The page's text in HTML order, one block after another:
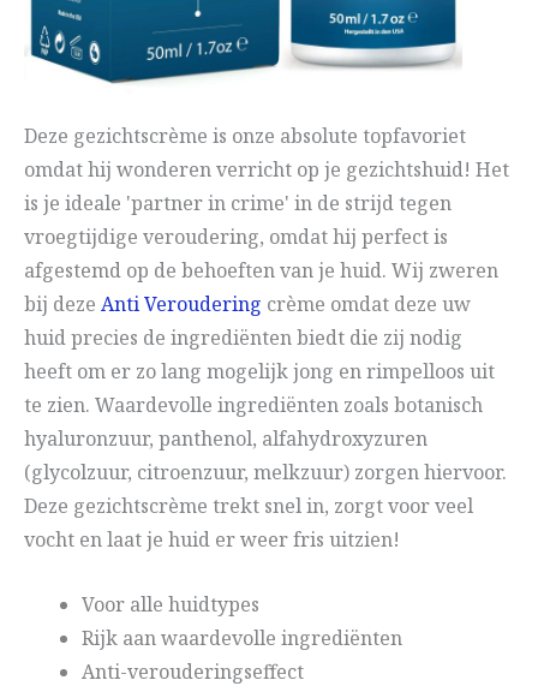
Deze gezichtscrème is onze absolute topfavoriet
omdat hij wonderen verricht op je gezichtshuid! Het
is je ideale 'partner in crime' in de strijd tegen
vroegtijdige veroudering, omdat hij perfect is
afgestemd op de behoeften van je huid. Wij zweren
bij deze Anti Veroudering crème omdat deze uw
huid precies de ingrediënten biedt die zij nodig
heeft om er zo lang mogelijk jong en rimpelloos uit
te zien. Waardevolle ingrediënten zoals botanisch
hyaluronzuur, panthenol, alfahydroxyzuren
(glycolzuur, citroenzuur, melkzuur) zorgen hiervoor.
Deze gezichtscrème trekt snel in, zorgt voor veel
vocht en laat je huid er weer fris uitzien!
Voor alle huidtypes
Rijk aan waardevolle ingrediënten
Anti-verouderingseffect